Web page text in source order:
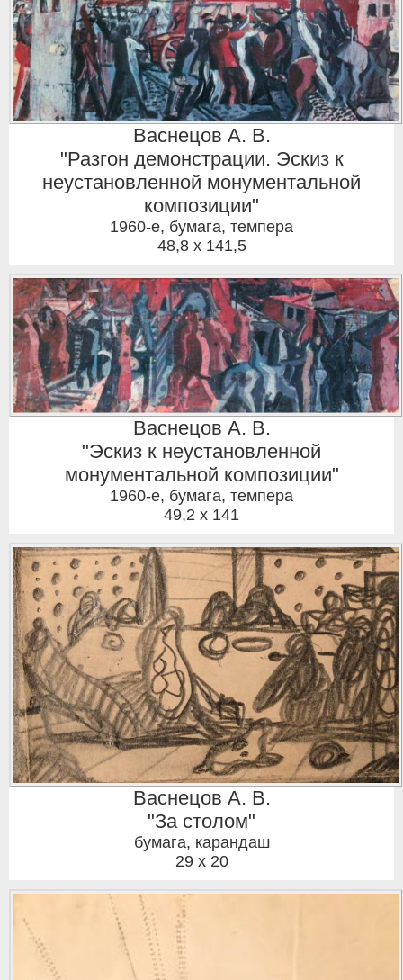
Васнецов А. В.
"Разгон демонстрации. Эскиз к
неустановленной монументальной
композиции"
1960-е, бумага, темпера
48,8 x 141,5
Васнецов А. В.
"Эскиз к неустановленной
монументальной композиции"
1960-е, бумага, темпера
49,2 x 141
Васнецов А. В.
"За столом"
бумага, карандаш
29 x 20